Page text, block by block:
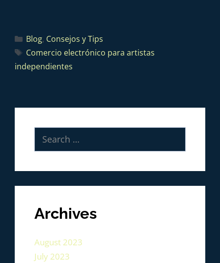
Blog, Consejos y Tips
Comercio electrónico para artistas
independientes
Archives
August 2023
July 2023